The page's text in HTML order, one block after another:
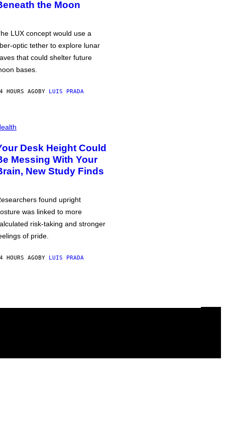
the Moon
LUX concept would use a
optic tether to explore lunar
that could shelter future
bases.
HOURS AGOBY LUIS PRADA
Desk Height Could
Messing With Your
New Study Finds
found upright
was linked to more
risk-taking and stronger
of pride.
HOURS AGOBY LUIS PRADA